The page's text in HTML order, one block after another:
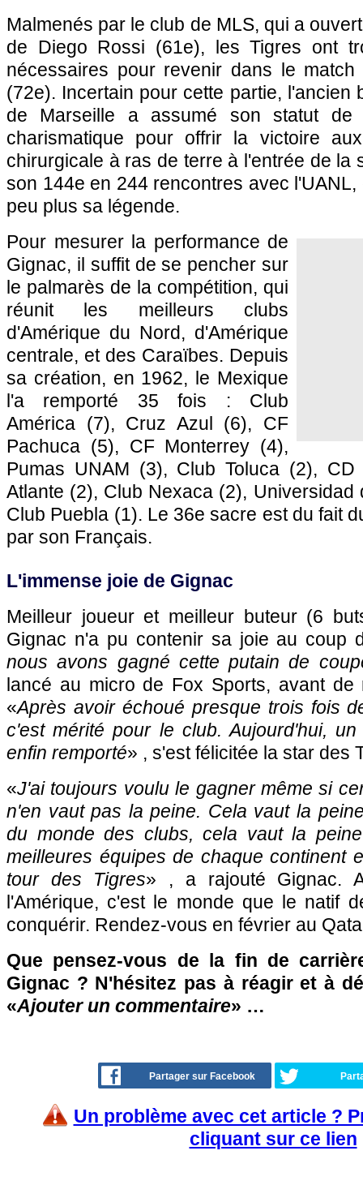
Malmenés par le club de MLS, qui a
de Diego Rossi (61e), les Tigres ont
nécessaires pour revenir dans le
(72e). Incertain pour cette partie, l'ancien
de Marseille a assumé son statut de
charismatique pour offrir la victoire
chirurgicale à ras de terre à l'entrée de la
son 144e en 244 rencontres avec
peu plus sa légende.
Pour mesurer la performance de
Gignac, il suffit de se pencher sur
le palmarès de la compétition, qui
réunit les meilleurs clubs
d'Amérique du Nord, d'Amérique
centrale, et des Caraïbes. Depuis
sa création, en 1962, le Mexique
l'a remporté 35 fois : Club
América (7), Cruz Azul (6), CF
Pachuca (5), CF Monterrey (4),
Pumas UNAM (3), Club Toluca (2),
Atlante (2), Club Nexaca (2), Universidad
Club Puebla (1). Le 36e sacre est du fait
par son Français.
L'immense joie de Gignac
Meilleur joueur et meilleur buteur (6
Gignac n'a pu contenir sa joie au coup
nous avons gagné cette putain de
lancé au micro de Fox Sports, avant de
«Après avoir échoué presque trois fois
c'est mérité pour le club. Aujourd'hui,
enfin remporté» , s'est félicitée la star des
«J'ai toujours voulu le gagner même si
n'en vaut pas la peine. Cela vaut la
du monde des clubs, cela vaut la
meilleures équipes de chaque continent
tour des Tigres» , a rajouté Gignac.
l'Amérique, c'est le monde que le natif
conquérir. Rendez-vous en février au
Que pensez-vous de la fin de
Gignac ? N'hésitez pas à réagir et à
«Ajouter un commentaire» …
Partager sur Facebook
Un problème avec cet article ?
cliquant sur ce lien